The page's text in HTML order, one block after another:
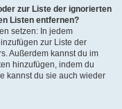
zur Liste der ignorierten
Listen entfernen?
setzen: In jedem
zur Liste der
Außerdem kannst du im
hinzufügen, indem du
kannst du sie auch wieder